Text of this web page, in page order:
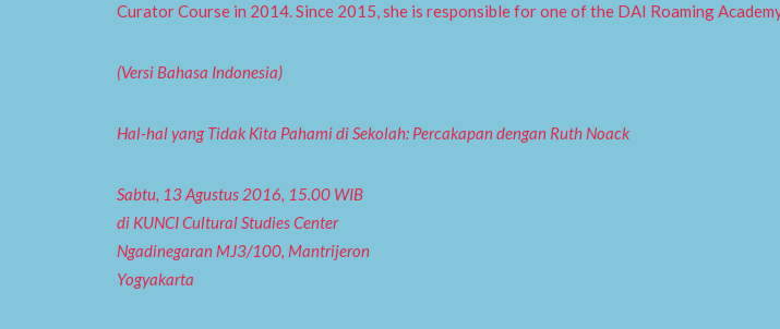
Curator Course in 2014. Since 2015, she is responsible for one of the DAI Roaming
(Versi Bahasa Indonesia)
Hal-hal yang Tidak Kita Pahami di Sekolah: Percakapan dengan Ruth Noack
Sabtu, 13 Agustus 2016, 15.00 WIB
di KUNCI Cultural Studies Center
Ngadinegaran MJ3/100, Mantrijeron
Yogyakarta